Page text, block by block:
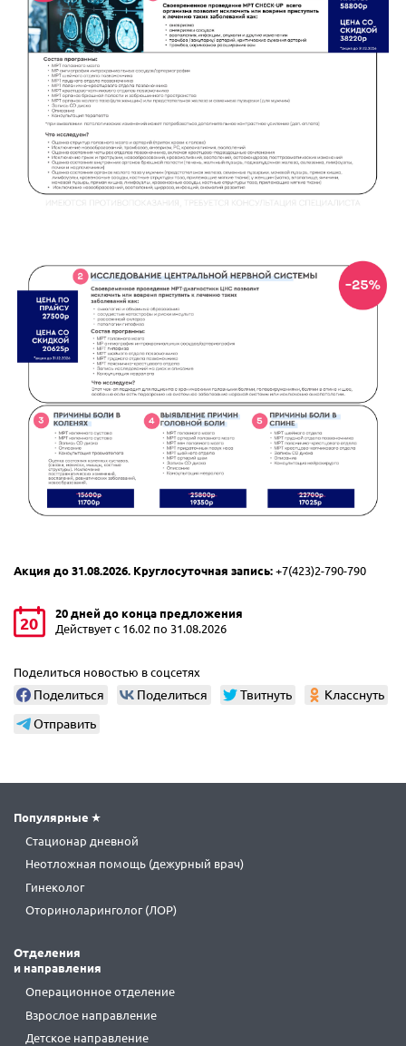
Акция до 31.08.2026. Круглосуточная запись: +7(423)2-790-790
20
20 дней до конца предложения
Действует с 16.02 по 31.08.2026
Поделиться новостью в соцсетях
Поделиться Поделиться Твитнуть
Класснуть
Отправить
Популярные
Стационар дневной
Неотложная помощь (дежурный врач)
Гинеколог
Оториноларинголог (ЛОР)
Отделения
и направления
Операционное отделение
Взрослое направление
Детское направление